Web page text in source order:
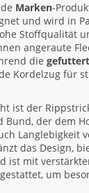
Marken-
und wird in
Stoffqualität
angeraute
die
Kordelzug für
ist der
Bund, der dem
Langlebigkeit
das Design,
ist mit
um